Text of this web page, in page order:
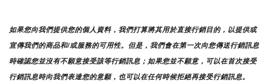
如果您向我們提供您的個人資料，我們打算將其用於直接行銷目的，以提供或
宣傳我們的商品和/或服務的可用性。但是，我們會在第一次向您傳送行銷訊息
時確認您並沒有不願意接受該等行銷訊息；如果您並不願意，可以在首次接受
行銷訊息時向我們表達您的意願，也可以在任何時候拒絕再接受行銷訊息。